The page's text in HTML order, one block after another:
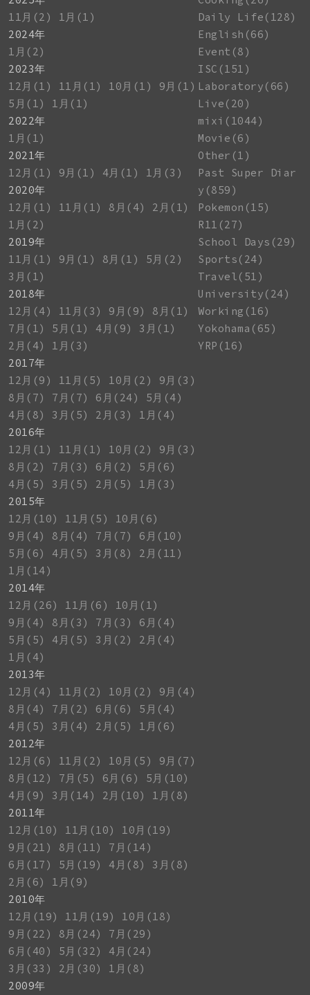
11月(2)
1月(1)
2024年
1月(2)
2023年
12月(1)
11月(1) 10月(1)
9月(1)
5月(1)
1月(1)
2022年
1月(1)
2021年
12月(1)
9月(1) 4月(1)
1月(3)
2020年
12月(1)
11月(1) 8月(4)
2月(1)
1月(2)
2019年
11月(1)
9月(1) 8月(1)
5月(2)
3月(1)
2018年
12月(4)
11月(3) 9月(9)
8月(1)
7月(1)
5月(1) 4月(9)
3月(1)
2月(4)
1月(3)
2017年
12月(9)
11月(5) 10月(2)
9月(3)
8月(7)
7月(7) 6月(24)
5月(4)
4月(8)
3月(5) 2月(3)
1月(4)
2016年
12月(1)
11月(1) 10月(2)
9月(3)
8月(2)
7月(3) 6月(2)
5月(6)
4月(5)
3月(5) 2月(5)
1月(3)
2015年
12月(10)
11月(5)
10月(6)
9月(4)
8月(4) 7月(7)
6月(10)
5月(6)
4月(5) 3月(8)
2月(11)
1月(14)
2014年
12月(26)
11月(6)
10月(1)
9月(4)
8月(3) 7月(3)
6月(4)
5月(5)
4月(5) 3月(2)
2月(4)
1月(4)
2013年
12月(4)
11月(2) 10月(2)
9月(4)
8月(4)
7月(2) 6月(6)
5月(4)
4月(5)
3月(4) 2月(5)
1月(6)
2012年
12月(6)
11月(2) 10月(5)
9月(7)
8月(12)
7月(5) 6月(6)
5月(10)
4月(9)
3月(14) 2月(10)
1月(8)
2011年
12月(10)
11月(10)
10月(19)
9月(21)
8月(11)
7月(14)
6月(17)
5月(19) 4月(8)
3月(8)
2月(6)
1月(9)
2010年
12月(19)
11月(19)
10月(18)
9月(22)
8月(24)
7月(29)
6月(40)
5月(32)
4月(24)
3月(33)
2月(30)
1月(8)
2009年
Daily Life(128)
English(66)
Event(8)
ISC(151)
Laboratory(66)
Live(20)
mixi(1044)
Movie(6)
Other(1)
Past Super Diar
y(859)
Pokemon(15)
R11(27)
School Days(29)
Sports(24)
Travel(51)
University(24)
Working(16)
Yokohama(65)
YRP(16)